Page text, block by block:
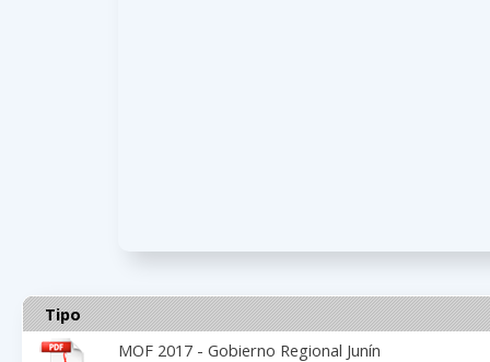
Tipo
MOF 2017 - Gobierno Regional Junín